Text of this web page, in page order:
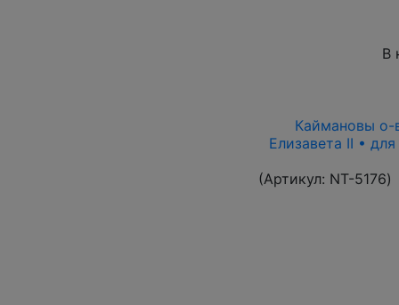
В
Каймановы о-
Елизавета II •
(Артикул: NT-5176)